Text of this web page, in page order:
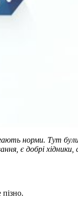
норми. Тут
є добрі хідники,